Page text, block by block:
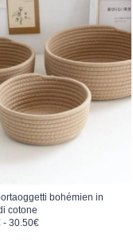
bohémien in
cotone
- 30.50€Fascia di prezzo: da 18.30€ a 30.50€